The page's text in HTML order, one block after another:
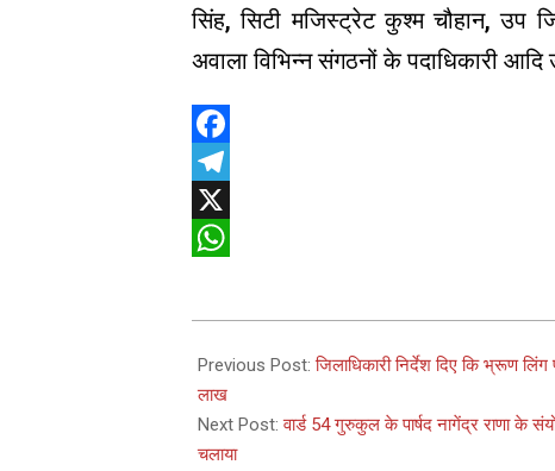
सिंह, सिटी मजिस्ट्रेट कुश्म चौहान, उप
अवाला विभिन्न संगठनों के पदाधिकारी
Facebook
Telegram
X
03-
06
Previous Post:जिलाधिकारी निर्देश दिए कि भ्रूण
लाख
Next Post:वार्ड 54 गुरुकुल के पार्षद नागेंद्र राणा के
चलाया